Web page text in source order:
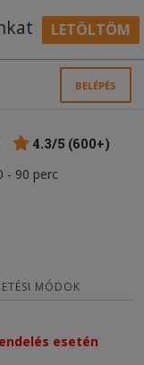
LETÖLTÖM
BELÉPÉS
4.3/5 (600+)
- 90 perc
MÓDOK
esetén